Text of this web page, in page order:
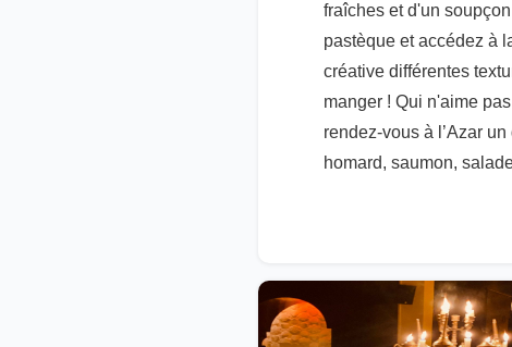
fraîches et d'un
pastèque et accédez à
créative différentes
manger ! Qui n'aime
rendez-vous à l’Azar
homard, saumon,